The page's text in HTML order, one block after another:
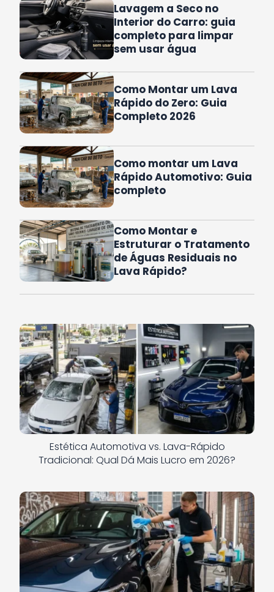
Lavagem a Seco no
Interior do Carro: guia
completo para limpar
sem usar água
Como Montar um Lava
Rápido do Zero: Guia
Completo 2026
Como montar um Lava
Rápido Automotivo: Guia
completo
Como Montar e
Estruturar o Tratamento
de Águas Residuais no
Lava Rápido?
Estética Automotiva vs. Lava-Rápido
Tradicional: Qual Dá Mais Lucro em 2026?